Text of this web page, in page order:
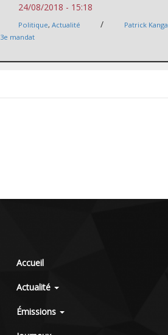
24/08/2018 - 15:18
Politique,Actualité / Patrick Kanga
3e mandat
Accueil
Actualité
Émissions